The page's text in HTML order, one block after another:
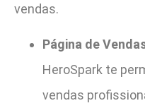
vendas.
Página de
HeroSpark te
vendas